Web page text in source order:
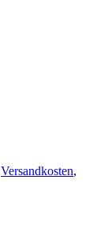
Versandkosten,